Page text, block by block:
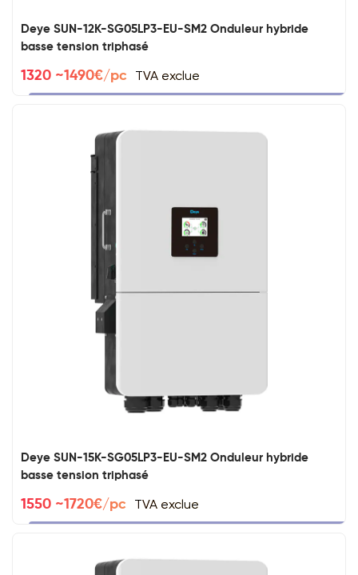
Deye SUN-12K-SG05LP3-EU-SM2 Onduleur hybride
basse tension triphasé
1320 ~1490€/pc TVA exclue
Deye SUN-15K-SG05LP3-EU-SM2 Onduleur hybride
basse tension triphasé
1550 ~1720€/pc TVA exclue